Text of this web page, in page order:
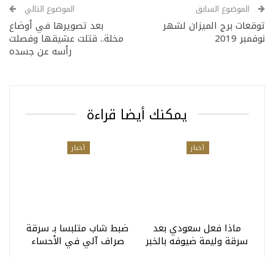
الموضوع السابق
توقعات برج الميزان لشهر
نوفمبر 2019
الموضوع التالي
بعد تصويرها في أوضاع
مخلة.. قتلت عشيقها وفصلت
رأسه عن جسده
يمكنك أيضا قراءة
أخبار
ماذا فعل سعودي بعد
سرقة وليمة ضيوفه بالخبر
أخبار
ضبط شاب متلبسا بـ سرقة
صراف آلي في الأحساء